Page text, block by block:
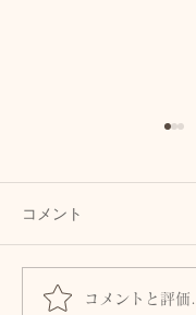
28年目の答え
コメント
コメントと評価